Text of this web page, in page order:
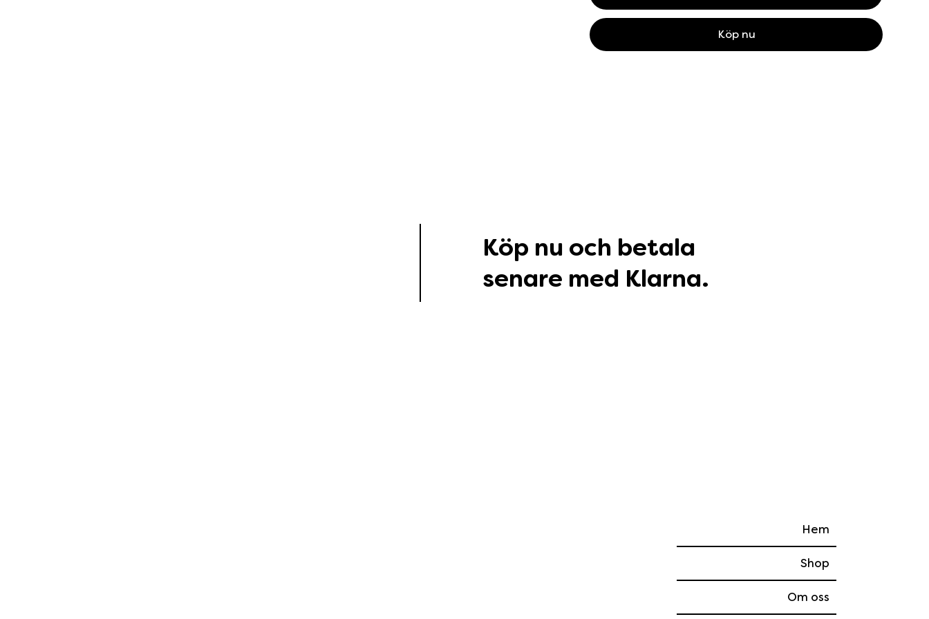
Köp nu
Köp nu och betala
senare med Klarna.
Hem
Shop
Om oss